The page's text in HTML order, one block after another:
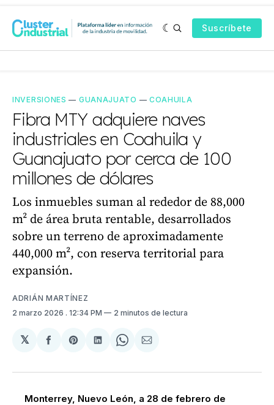
Suscríbete
INVERSIONES — GUANAJUATO — COAHUILA
Fibra MTY adquiere naves
industriales en Coahuila y
Guanajuato por cerca de 100
millones de dólares
Los inmuebles suman al rededor de 88,000
m² de área bruta rentable, desarrollados
sobre un terreno de aproximadamente
440,000 m², con reserva territorial para
expansión.
ADRIÁN MARTÍNEZ
2 marzo 2026 . 12:34 PM 2 minutos de lectura
𝕏
Compartir
Facebook
Share
Pinterest
Compartir
LinkedIn
Share
WhatsApp
Compartir
Email
Monterrey, Nuevo León, a 28 de febrero de